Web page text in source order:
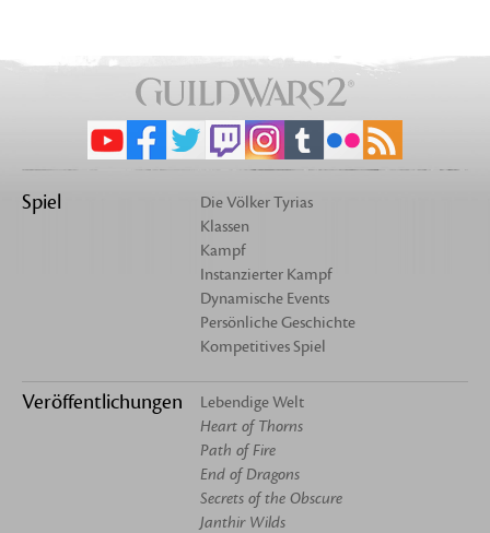
Spiel
Die Völker Tyrias
Klassen
Kampf
Instanzierter Kampf
Dynamische Events
Persönliche Geschichte
Kompetitives Spiel
Veröffentlichungen
Lebendige Welt
Heart of Thorns
Path of Fire
End of Dragons
Secrets of the Obscure
Janthir Wilds